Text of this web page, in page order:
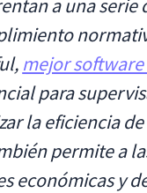
a una
mejor
para
la eficiencia
permite a
económicas y